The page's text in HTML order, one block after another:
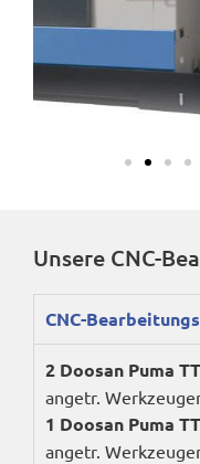
Unsere CNC-
CNC-
2 Doosan Puma
angetr.
1 Doosan Puma
angetr.